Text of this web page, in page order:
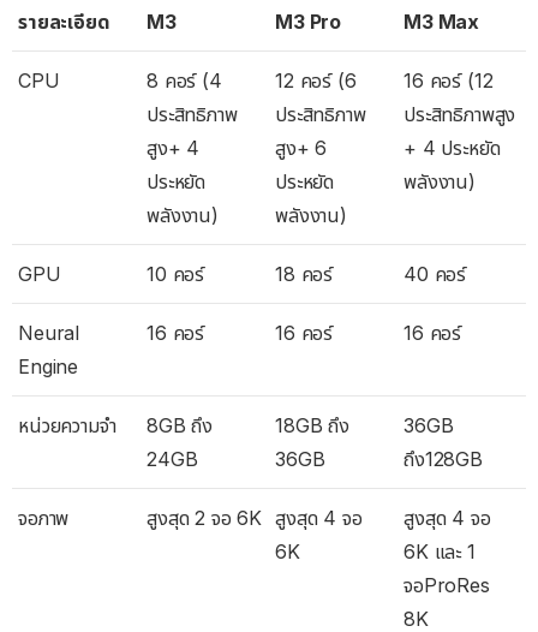
รายละเอียด M3 M3 Pro M3 Max
CPU
8 คอร์ (4
ประสิทธิภาพ
สูง+ 4
ประหยัด
พลังงาน)
12 คอร์ (6
ประสิทธิภาพ
สูง+ 6
ประหยัด
พลังงาน)
16 คอร์ (12
ประสิทธิภาพสูง
+ 4 ประหยัด
พลังงาน)
GPU 10 คอร์ 18 คอร์ 40 คอร์
Neural
Engine
16 คอร์ 16 คอร์ 16 คอร์
หน่วยความจำ
8GB ถึง
24GB
18GB ถึง
36GB
36GB
ถึง128GB
จอภาพ สูงสุด 2 จอ 6K สูงสุด 4 จอ
6K
สูงสุด 4 จอ
6K และ 1
จอProRes
8K